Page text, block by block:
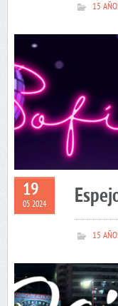
15
19
05 2024
15